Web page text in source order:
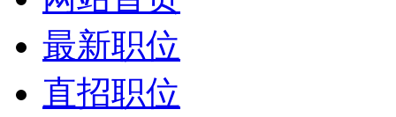
最新职位
直招职位